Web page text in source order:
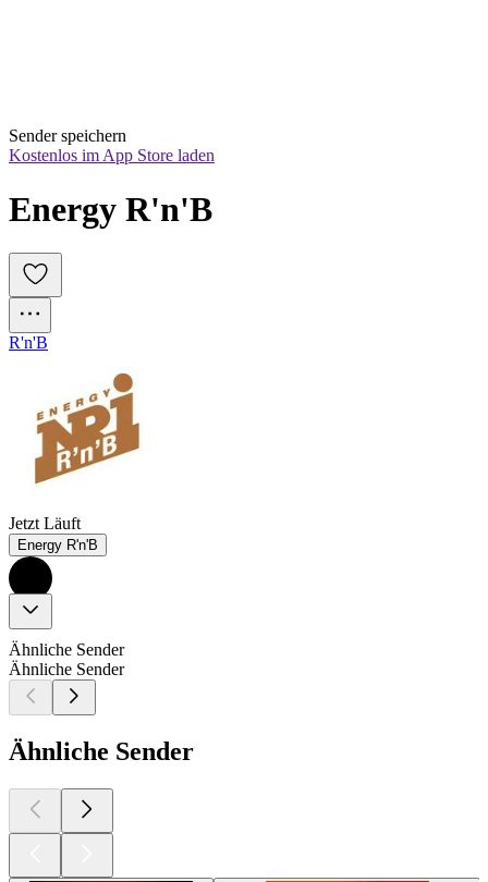
Sender speichern
Kostenlos im App Store laden
Energy R'n'B
R'n'B
Jetzt Läuft
Energy R'n'B
Ähnliche Sender
Ähnliche Sender
Ähnliche Sender